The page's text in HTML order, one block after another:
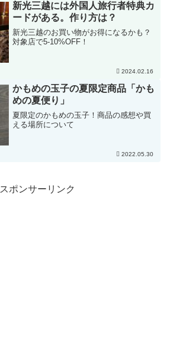
新光三越には外国人旅行者特典カ
ードがある。作り方は？
新光三越のお買い物がお得になるかも？
対象店で5-10%OFF！
2024.02.16
かもめの玉子の夏限定商品「かも
めの夏便り」
夏限定のかもめの玉子！商品の感想や買
える場所について
2022.05.30
スポンサーリンク